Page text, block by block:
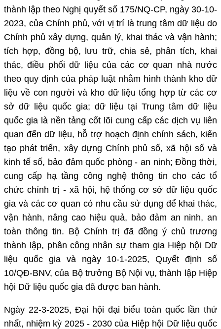
thành lập theo Nghị quyết số 175/NQ-CP, ngày 30-10-
2023, của Chính phủ, với vị trí là trung tâm dữ liệu do
Chính phủ xây dựng, quản lý, khai thác và vận hành;
tích hợp, đồng bộ, lưu trữ, chia sẻ, phân tích, khai
thác, điều phối dữ liệu của các cơ quan nhà nước
theo quy định của pháp luật nhằm hình thành kho dữ
liệu về con người và kho dữ liệu tổng hợp từ các cơ
sở dữ liệu quốc gia; dữ liệu tại Trung tâm dữ liệu
quốc gia là nền tảng cốt lõi cung cấp các dịch vụ liên
quan đến dữ liệu, hỗ trợ hoạch định chính sách, kiến
tạo phát triển, xây dựng Chính phủ số, xã hội số và
kinh tế số, bảo đảm quốc phòng - an ninh; Đồng thời,
cung cấp hạ tầng công nghệ thông tin cho các tổ
chức chính trị - xã hội, hệ thống cơ sở dữ liệu quốc
gia và các cơ quan có nhu cầu sử dụng để khai thác,
vận hành, nâng cao hiệu quả, bảo đảm an ninh, an
toàn thông tin. Bộ Chính trị đã đồng ý chủ trương
thành lập, phân công nhân sự tham gia Hiệp hội Dữ
liệu quốc gia và ngày 10-1-2025, Quyết định số
10/QĐ-BNV, của Bộ trưởng Bộ Nội vụ, thành lập Hiệp
hội Dữ liệu quốc gia đã được ban hành.
Ngày 22-3-2025, Đại hội đại biểu toàn quốc lần thứ
nhất, nhiệm kỳ 2025 - 2030 của Hiệp hội Dữ liệu quốc